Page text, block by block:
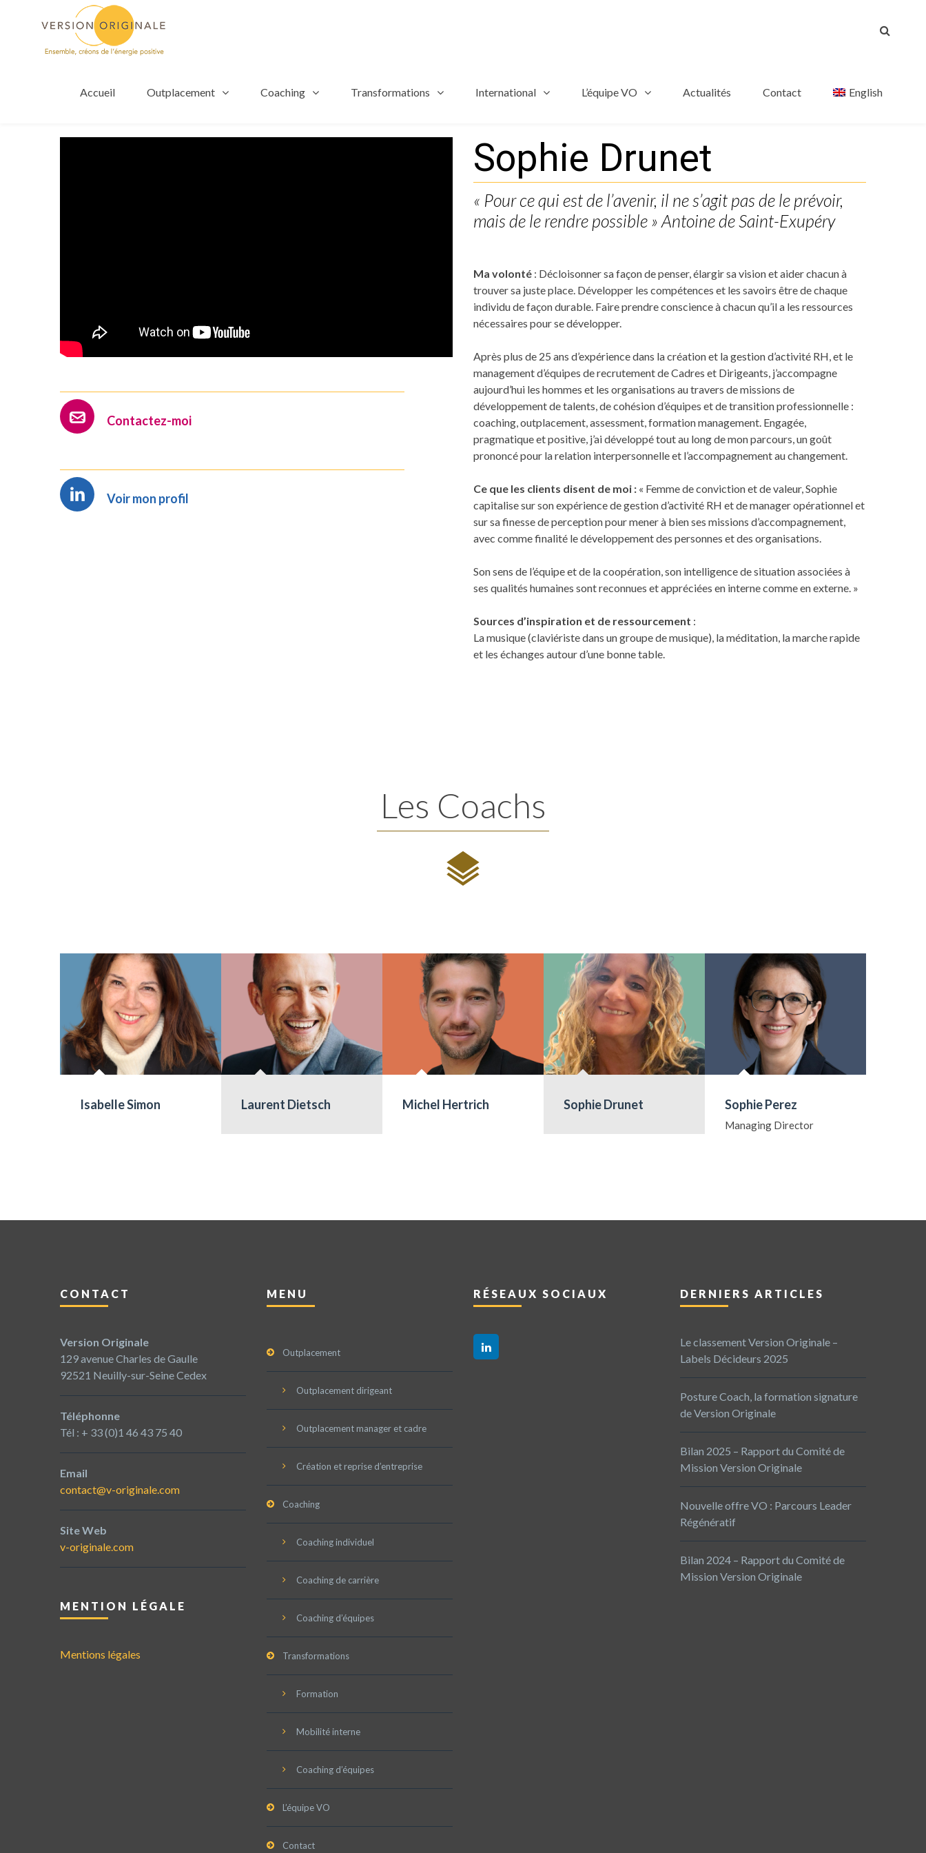
Accueil Outplacement Coaching Transformations International L’équipe VO Actualités Contact English
Contactez-moi
Voir mon profil
Sophie Drunet
« Pour ce qui est de l’avenir, il ne s’agit pas de le prévoir,
mais de le rendre possible » Antoine de Saint-Exupéry
Ma volonté : Décloisonner sa façon de penser, élargir sa vision et aider chacun à
trouver sa juste place. Développer les compétences et les savoirs être de chaque
individu de façon durable. Faire prendre conscience à chacun qu’il a les ressources
nécessaires pour se développer.
Après plus de 25 ans d’expérience dans la création et la gestion d’activité RH, et le
management d’équipes de recrutement de Cadres et Dirigeants, j’accompagne
aujourd’hui les hommes et les organisations au travers de missions de
développement de talents, de cohésion d’équipes et de transition professionnelle :
coaching, outplacement, assessment, formation management. Engagée,
pragmatique et positive, j’ai développé tout au long de mon parcours, un goût
prononcé pour la relation interpersonnelle et l’accompagnement au changement.
Ce que les clients disent de moi :« Femme de conviction et de valeur, Sophie
capitalise sur son expérience de gestion d’activité RH et de manager opérationnel et
sur sa finesse de perception pour mener à bien ses missions d’accompagnement,
avec comme finalité le développement des personnes et des organisations.
Son sens de l’équipe et de la coopération, son intelligence de situation associées à
ses qualités humaines sont reconnues et appréciées en interne comme en externe. »
Sources d’inspiration et de ressourcement :
La musique (claviériste dans un groupe de musique), la méditation, la marche rapide
et les échanges autour d’une bonne table.
Les Coachs
Isabelle Simon Laurent Dietsch Michel Hertrich Sophie Drunet Sophie Perez
Managing Director
CONTACT
Version Originale
129 avenue Charles de Gaulle
92521 Neuilly-sur-Seine Cedex
Téléphonne
Tél : + 33 (0)1 46 43 75 40
Email
contact@v-originale.com
Site Web
v-originale.com
MENTION LÉGALE
Mentions légales
MENU
Outplacement
Outplacement dirigeant
Outplacement manager et cadre
Création et reprise d’entreprise
Coaching
Coaching individuel
Coaching de carrière
Coaching d’équipes
Transformations
Formation
Mobilité interne
Coaching d’équipes
L’équipe VO
Contact
RÉSEAUX SOCIAUX DERNIERS ARTICLES
Le classement Version Originale –
Labels Décideurs 2025
Posture Coach, la formation signature
de Version Originale
Bilan 2025 – Rapport du Comité de
Mission Version Originale
Nouvelle offre VO : Parcours Leader
Régénératif
Bilan 2024 – Rapport du Comité de
Mission Version Originale